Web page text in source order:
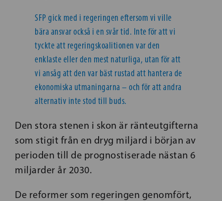
SFP gick med i regeringen eftersom vi ville
bära ansvar också i en svår tid. Inte för att vi
tyckte att regeringskoalitionen var den
enklaste eller den mest naturliga, utan för att
vi ansåg att den var bäst rustad att hantera de
ekonomiska utmaningarna – och för att andra
alternativ inte stod till buds.
Den stora stenen i skon är ränteutgifterna
som stigit från en dryg miljard i början av
perioden till de prognostiserade nästan 6
miljarder år 2030.
De reformer som regeringen genomfört,